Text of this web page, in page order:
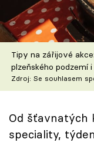
Recepty z TV
Speciál:
Těhotnej
Sledujte
Přihlášení
Tipy na zářijové
plzeňského podzemí
Zdroj: Se souhlasem
Od šťavnatých
speciality,